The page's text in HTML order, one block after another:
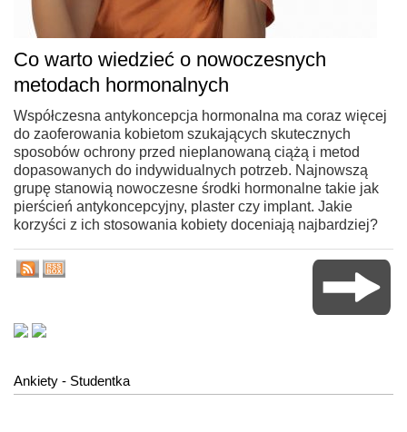
Co warto wiedzieć o nowoczesnych
metodach hormonalnych
Współczesna antykoncepcja hormonalna ma coraz więcej
do zaoferowania kobietom szukających skutecznych
sposobów ochrony przed nieplanowaną ciążą i metod
dopasowanych do indywidualnych potrzeb. Najnowszą
grupę stanowią nowoczesne środki hormonalne takie jak
pierścień antykoncepcyjny, plaster czy implant. Jakie
korzyści z ich stosowania kobiety doceniają najbardziej?
Ankiety - Studentka